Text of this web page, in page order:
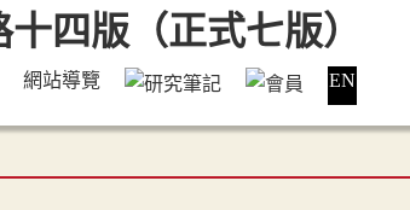
網站導覽 EN